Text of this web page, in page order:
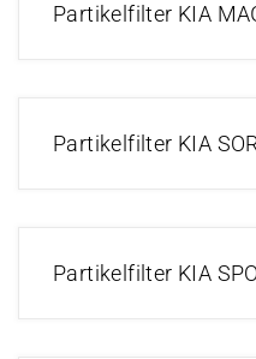
Partikelfilter KIA
Partikelfilter KIA
Partikelfilter KIA